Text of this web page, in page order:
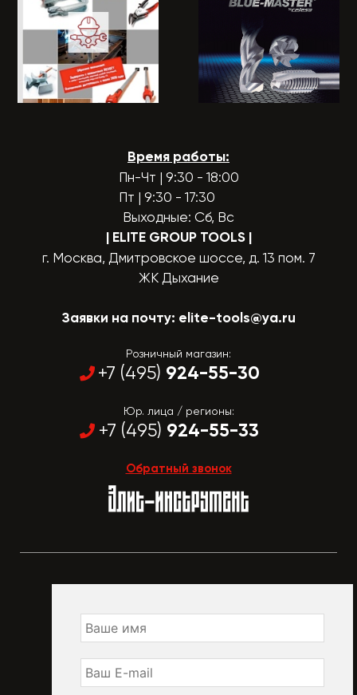
Время работы:
Пн-Чт | 9:30 - 18:00
Пт | 9:30 - 17:30
Выходные: Сб, Вс
| ELITE GROUP TOOLS |
г. Москва, Дмитровское шоссе, д. 13 пом. 7
ЖК Дыхание
Заявки на почту: elite-tools@ya.ru
Розничный магазин:
+7 (495) 924-55-30
Юр. лица / регионы:
+7 (495) 924-55-33
Обратный звонок